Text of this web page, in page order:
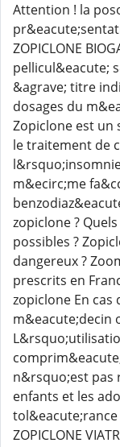
Attention ! la
ZOPICLONE
pellicul&eacute;
&agrave; titre
dosages du
Zopiclone est un
le traitement de
m&ecirc;me
zopiclone ?
possibles ?
dangereux ?
prescrits en
zopiclone En
m&eacute;decin
n&rsquo;est pas
enfants et les
ZOPICLONE